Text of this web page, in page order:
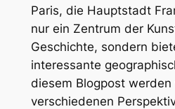
Paris, die Hauptstadt
nur ein Zentrum der
Geschichte, sondern
interessante
diesem Blogpost werden
verschiedenen